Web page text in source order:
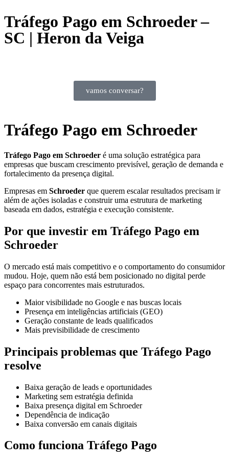
Tráfego Pago em Schroeder –
SC | Heron da Veiga
vamos conversar?
Tráfego Pago em Schroeder
Tráfego Pago em Schroeder é uma solução estratégica para
empresas que buscam crescimento previsível, geração de demanda e
fortalecimento da presença digital.
Empresas em Schroeder que querem escalar resultados precisam ir
além de ações isoladas e construir uma estrutura de marketing
baseada em dados, estratégia e execução consistente.
Por que investir em Tráfego Pago em
Schroeder
O mercado está mais competitivo e o comportamento do consumidor
mudou. Hoje, quem não está bem posicionado no digital perde
espaço para concorrentes mais estruturados.
Maior visibilidade no Google e nas buscas locais
Presença em inteligências artificiais (GEO)
Geração constante de leads qualificados
Mais previsibilidade de crescimento
Principais problemas que Tráfego Pago
resolve
Baixa geração de leads e oportunidades
Marketing sem estratégia definida
Baixa presença digital em Schroeder
Dependência de indicação
Baixa conversão em canais digitais
Como funciona Tráfego Pago